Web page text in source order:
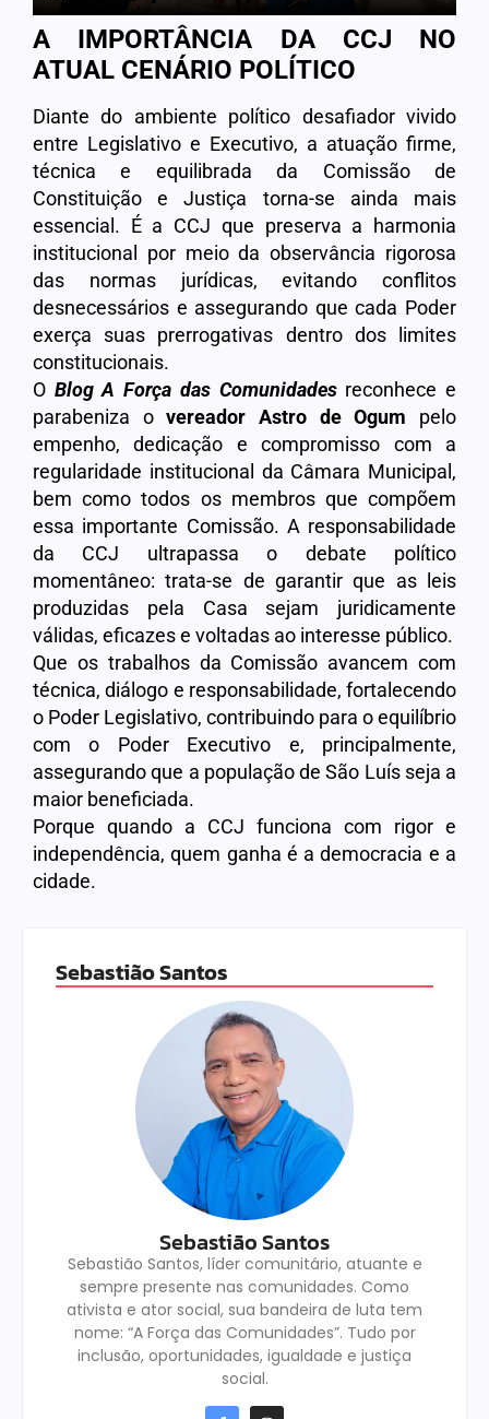
A IMPORTÂNCIA DA CCJ NO
ATUAL CENÁRIO POLÍTICO
Diante do ambiente político desafiador vivido
entre Legislativo e Executivo, a atuação firme,
técnica e equilibrada da Comissão de
Constituição e Justiça torna-se ainda mais
essencial. É a CCJ que preserva a harmonia
institucional por meio da observância rigorosa
das normas jurídicas, evitando conflitos
desnecessários e assegurando que cada Poder
exerça suas prerrogativas dentro dos limites
constitucionais.
O Blog A Força das Comunidades reconhece e
parabeniza overeador Astro de Ogum pelo
empenho, dedicação e compromisso com a
regularidade institucional da Câmara Municipal,
bem como todos os membros que compõem
essa importante Comissão. A responsabilidade
da CCJ ultrapassa o debate político
momentâneo: trata-se de garantir que as leis
produzidas pela Casa sejam juridicamente
válidas, eficazes e voltadas ao interesse público.
Que os trabalhos da Comissão avancem com
técnica, diálogo e responsabilidade, fortalecendo
o Poder Legislativo, contribuindo para o equilíbrio
com o Poder Executivo e, principalmente,
assegurando que a população de São Luís seja a
maior beneficiada.
Porque quando a CCJ funciona com rigor e
independência, quem ganha é a democracia e a
cidade.
Sebastião Santos
Sebastião Santos
Sebastião Santos, líder comunitário, atuante e
sempre presente nas comunidades. Como
ativista e ator social, sua bandeira de luta tem
nome: “A Força das Comunidades”. Tudo por
inclusão, oportunidades, igualdade e justiça
social.